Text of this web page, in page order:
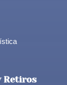
Retiros